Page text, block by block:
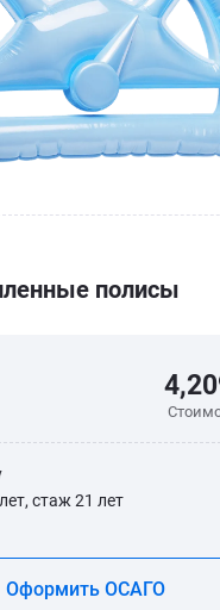
полисы
стаж 21 лет
Оформить ОСАГО